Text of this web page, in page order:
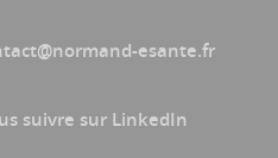
esante.fr
suivre sur LinkedIn